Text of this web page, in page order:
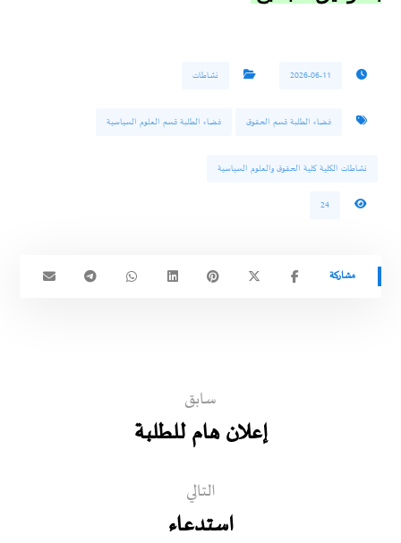
2026-06-11 نشاطات
فضاء الطلبة قسم الحقوق فضاء الطلبة قسم العلوم السياسية
نشاطات الكلية كلية الحقوق والعلوم السياسية
24
سابق
إعلان هام للطلبة
التالي
استدعاء